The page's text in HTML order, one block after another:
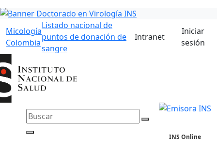
Micología
Colombia
Listado nacional de
puntos de donación de
sangre
Intranet
Iniciar
sesión
INS Online